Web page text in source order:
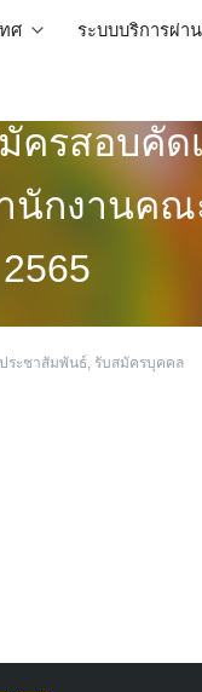
ศ ระบบบริการผ่า
รสอบคัด
นักงานค
ระชาสัมพันธ์, รับสมัครบุคคล